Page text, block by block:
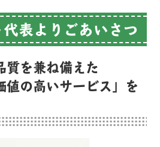
表よりごあいさつ
質を兼ね備えた
値の高いサービス」を